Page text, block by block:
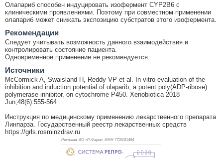
Олапариб способен индуцировать изофермент CYP2B6 с
клиническими проявлениями. Поэтому при совместном применении
олапариб может снижать экспозицию субстратов этого изофермента.
Рекомендации
Следует учитывать возможность данного взаимодействия и
контролировать состояние пациента.
Одновременное применение не рекомендуется.
Источники
McCormick A, Swaisland H, Reddy VP et al. In vitro evaluation of the
inhibition and induction potential of olaparib, a potent poly(ADP-ribose)
polymerase inhibitor, on cytochrome P450. Xenobiotica 2018
Jun;48(6):555-564
Инструкция по медицинскому применению лекарственного препарата
Линпарза. Государственный реестр лекарственных средств
https://grls.rosminzdrav.ru
Реклама. АО «Р-Фарм», ИНН 7726311464